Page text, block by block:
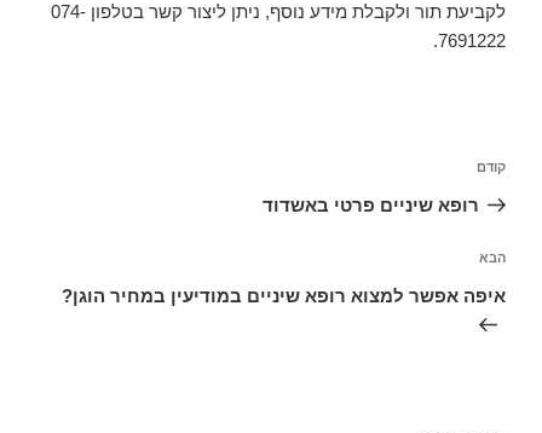
לקביעת תור ולקבלת מידע נוסף, ניתן ליצור קשר בטלפון 074-
7691222.
הפוסט
הקודם
קודם
רופא שיניים פרטי באשדוד
הפוסט
הבא
הבא
איפה אפשר למצוא רופא שיניים במודיעין במחיר הוגן?